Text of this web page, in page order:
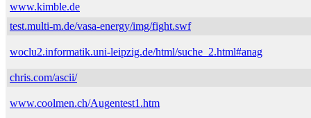
www.kimble.de
test.multi-m.de/vasa-energy/img/fight.swf
woclu2.informatik.uni-leipzig.de/html/suche_2.html#anag
chris.com/ascii/
www.coolmen.ch/Augentest1.htm